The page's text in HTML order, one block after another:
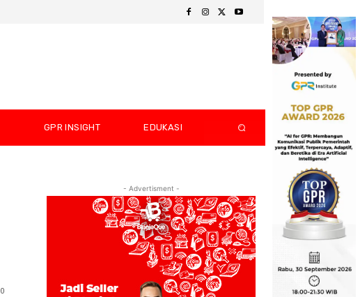
GPR INSIGHT EDUKASI
0
- Advertisment -